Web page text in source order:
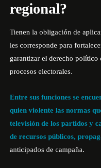
regional?
Tienen la obligación de
les corresponde para
garantizar el derecho político
procesos electorales.
Entre sus funciones se
quien violente las normas
televisión de los partidos y
de recursos públicos,
anticipados de campaña.